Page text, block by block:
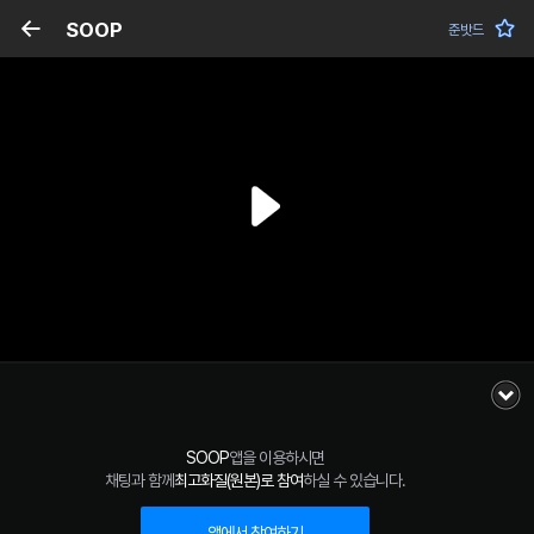
SOOP 준밧드
SOOP앱을 이용하시면
채팅과 함께최고화질(원본)로 참여하실 수 있습니다.